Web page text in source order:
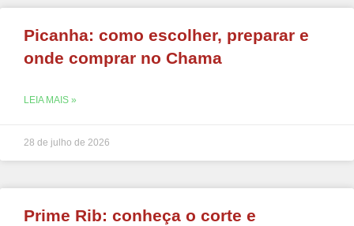
Picanha: como escolher, preparar e
onde comprar no Chama
LEIA MAIS »
28 de julho de 2026
Prime Rib: conheça o corte e